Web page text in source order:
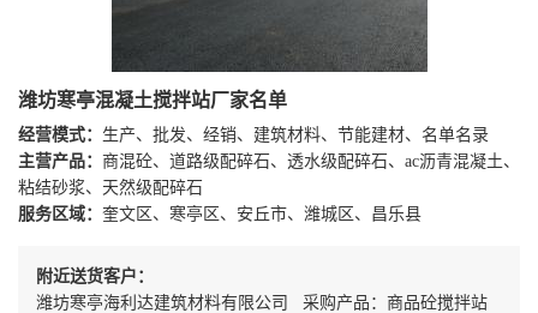
潍坊寒亭混凝土搅拌站厂家名单
经营模式： 生产、批发、经销、建筑材料、节能建材、名单名录
主营产品： 商混砼、道路级配碎石、透水级配碎石、ac沥青混凝土、
粘结砂浆、天然级配碎石
服务区域： 奎文区、寒亭区、安丘市、潍城区、昌乐县
附近送货客户：
潍坊寒亭海利达建筑材料有限公司 采购产品：商品砼搅拌站